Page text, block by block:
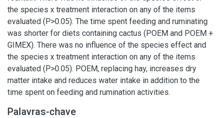
the species x treatment interaction on any of the items
evaluated (P>0.05). The time spent feeding and ruminating
was shorter for diets containing cactus (POEM and POEM +
GIMEX). There was no influence of the species effect and
the species x treatment interaction on any of the items
evaluated (P>0.05). POEM, replacing hay, increases dry
matter intake and reduces water intake in addition to the
time spent on feeding and rumination activities.
Palavras-chave